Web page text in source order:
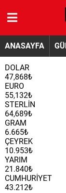
ANASAYFA
DOLAR
47,868₺
EURO
55,132₺
STERLİN
64,689₺
GRAM
6.665₺
ÇEYREK
10.953₺
YARIM
21.840₺
CUMHURİYET
43.212₺